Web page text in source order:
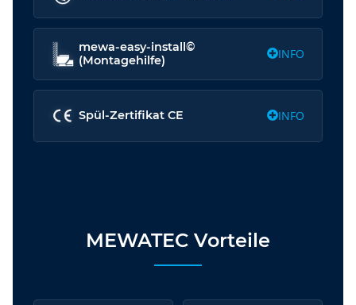
mewa-easy-install©
(Montagehilfe)
INFO
Spül-Zertifikat CE INFO
MEWATEC Vorteile